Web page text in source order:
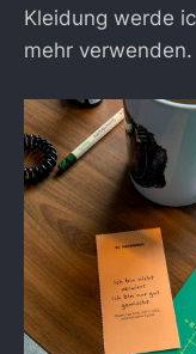
Kleidung werde
mehr verwenden.